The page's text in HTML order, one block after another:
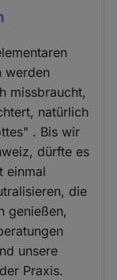
werden
missbraucht,
natürlich
. Bis wir
dürfte es
einmal
die
genießen,
unsere
Praxis.